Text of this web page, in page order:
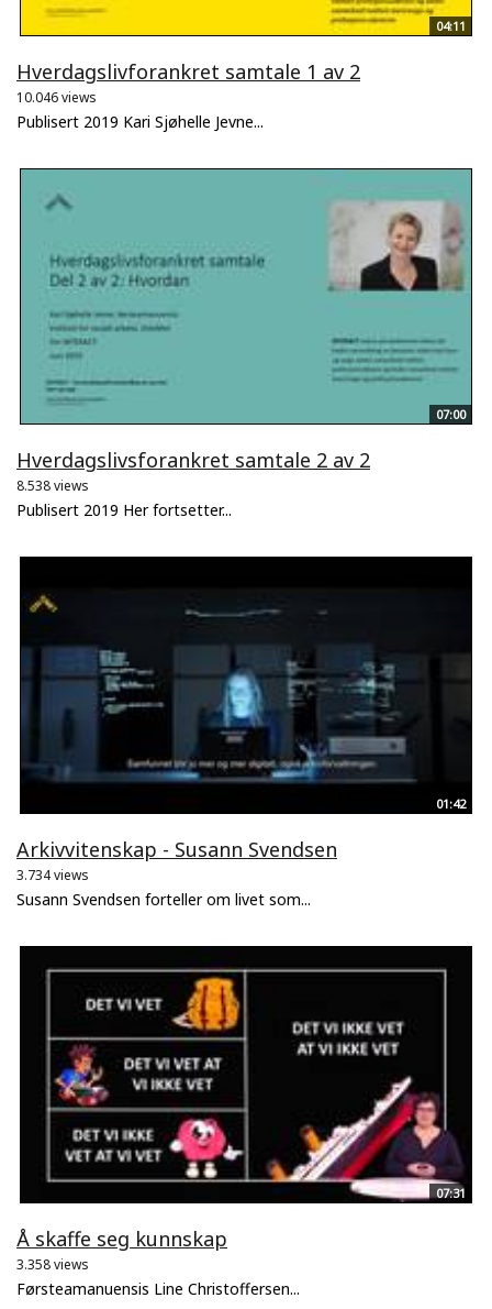
04:11
Hverdagslivforankret samtale 1 av 2
10.046 views
Publisert 2019 Kari Sjøhelle Jevne...
07:00
Hverdagslivsforankret samtale 2 av 2
8.538 views
Publisert 2019 Her fortsetter...
01:42
Arkivvitenskap - Susann Svendsen
3.734 views
Susann Svendsen forteller om livet som...
07:31
Å skaffe seg kunnskap
3.358 views
Førsteamanuensis Line Christoffersen...